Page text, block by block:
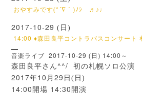
おやすみです(*´∇ ｀)ﾉｼ ♬♪♩
2017-10-29 (日)
14:00 ♦︎森田良平コントラバスコンサート
音楽ライブ 2017-10-29 (日) 14:00 ～
森田良平さん^^/ 初の札幌ソロ公演
2017年10 月 29 日(日)
14:00 開場 14:30 開演